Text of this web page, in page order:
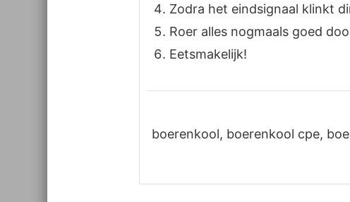
Zodra het eindsignaal klinkt
Roer alles nogmaals goed
Eetsmakelijk!
boerenkool, boerenkool cpe,